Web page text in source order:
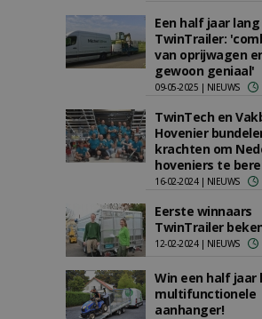
Een half jaar lang
TwinTrailer:
van oprijwagen
gewoon geniaal'
09-05-2025 | NIEUWS
TwinTech en
Hovenier
krachten om
hoveniers te
16-02-2024 | NIEUWS
Eerste winnaars
TwinTrailer
12-02-2024 | NIEUWS
Win een half jaar
multifunctionele
aanhanger!